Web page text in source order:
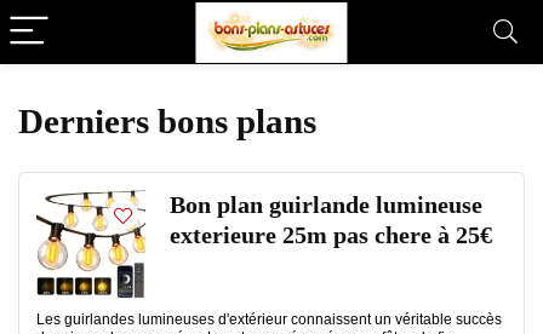
Derniers bons plans
Bon plan guirlande lumineuse
exterieure 25m pas chere à 25€
Les guirlandes lumineuses d'extérieur connaissent un véritable succès